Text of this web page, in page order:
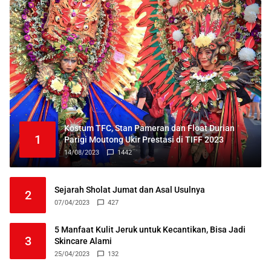
1
Kostum TFC, Stan Pameran dan Float Durian
Parigi Moutong Ukir Prestasi di TIFF 2023
14/08/2023 1442
2 Sejarah Sholat Jumat dan Asal Usulnya
07/04/2023 427
3
5 Manfaat Kulit Jeruk untuk Kecantikan, Bisa Jadi
Skincare Alami
25/04/2023 132